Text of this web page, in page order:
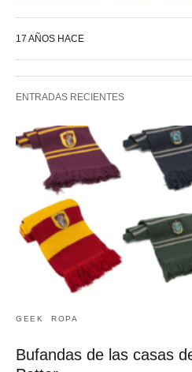
17 AÑOS HACE
ENTRADAS RECIENTES
GEEK ROPA
Bufandas de las casas